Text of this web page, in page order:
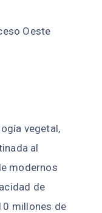
Oeste
vegetal,
al
modernos
de
millones de